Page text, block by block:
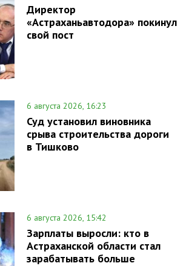
Директор
«Астраханьавтодора» покинул
свой пост
6 августа 2026, 16:23
Суд установил виновника
срыва строительства дороги
в Тишково
6 августа 2026, 15:42
Зарплаты выросли: кто в
Астраханской области стал
зарабатывать больше